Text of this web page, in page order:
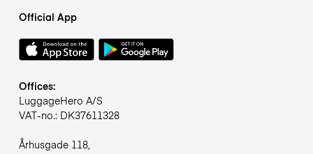
Official App
Offices:
LuggageHero A/S
VAT-no.: DK37611328
Århusgade 118,